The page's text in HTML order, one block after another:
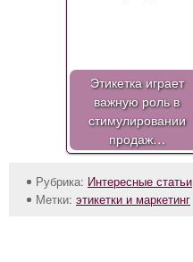
Этикетка играет
важную роль в
стимулировании
продаж…
Рубрика: Интересные статьи
Метки: этикетки и маркетинг